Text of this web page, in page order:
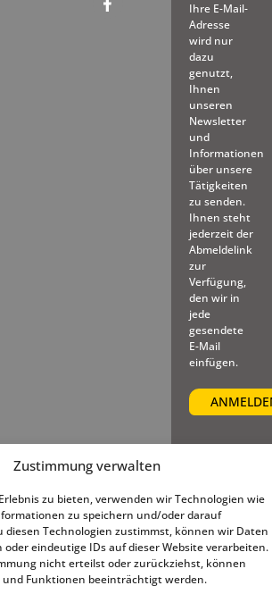
Zustimmung verwalten
zu bieten, verwenden wir Technologien wie
zu speichern und/oder darauf
diesen Technologien zustimmst, können wir Daten
eindeutige IDs auf dieser Website verarbeiten.
nicht erteilst oder zurückziehst, können
Funktionen beeinträchtigt werden.
Ihre E-Mail-
Adresse
wird nur
dazu
genutzt,
Ihnen
unseren
Newsletter
und
Informationen
über unsere
Tätigkeiten
zu senden.
Ihnen steht
jederzeit der
Abmeldelink
zur
Verfügung,
den wir in
jede
gesendete
E-Mail
einfügen.
e.V.
Impressum
Cookie-Richtlinie (EU)